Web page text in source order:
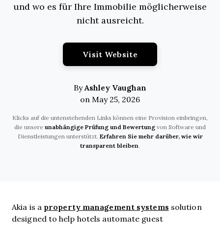
und wo es für Ihre Immobilie möglicherweise
nicht ausreicht.
Visit Website
ByAshley Vaughan
on May 25, 2026
Klicks auf die untenstehenden Links können eine Provision einbringen,
die unsereunabhängige Prüfung und Bewertungvon Software und
Dienstleistungen unterstützt. Erfahren Sie mehr darüber, wie wir
transparent bleiben.
Akia is a property management systems solution
designed to help hotels automate guest